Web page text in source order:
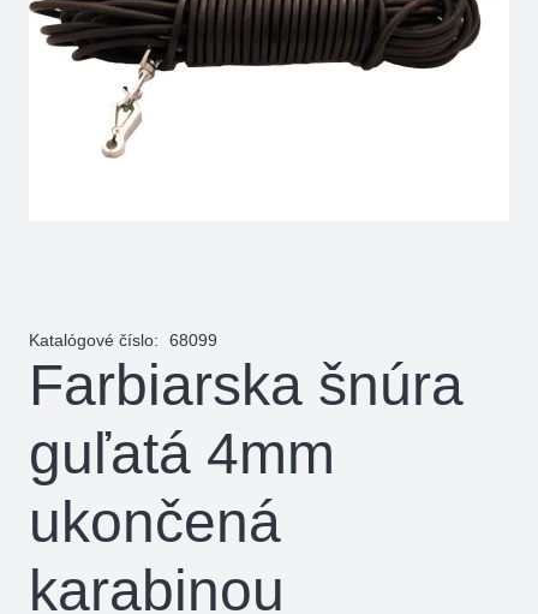
Katalógové číslo: 68099
Farbiarska šnúra
guľatá 4mm
ukončená
karabinou